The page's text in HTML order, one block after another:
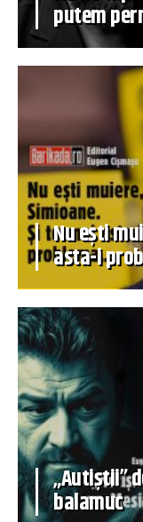
putem
Nu ești
asta-i
„Autiștii”
balamuc